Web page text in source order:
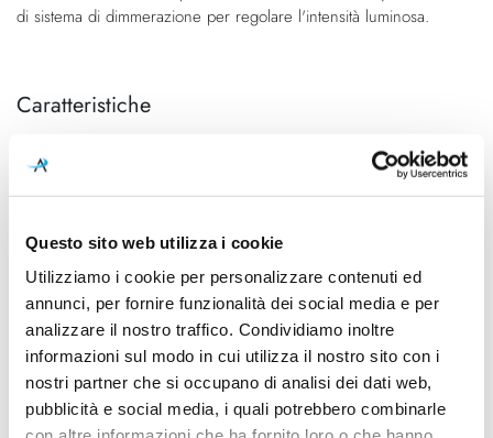
Questo sito web utilizza i cookie
Utilizziamo i cookie per personalizzare contenuti ed
annunci, per fornire funzionalità dei social media e per
analizzare il nostro traffico. Condividiamo inoltre
informazioni sul modo in cui utilizza il nostro sito con i
nostri partner che si occupano di analisi dei dati web,
pubblicità e social media, i quali potrebbero combinarle
di sistema di dimmerazione per regolare l'intensità luminosa.
Caratteristiche
14827 4530
Studio Italia Design,
2014/2026
Colore led
Dimensioni
Sorgente luminosa
Led integrato
Potenza e attacco
12W - 2700K/3000K -
1877Lm/1975Lm - CRI90
Dimmerazione
inclusa
Classe energetica
A++